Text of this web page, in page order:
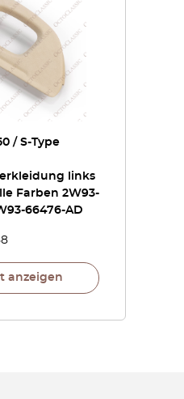
/ S-Type
links
Farben 2W93-
66476-AD
anzeigen